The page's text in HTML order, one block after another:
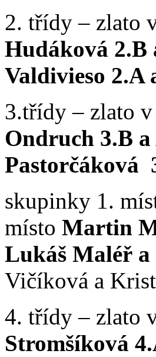
2. třídy – zlato
Hudáková
Valdivieso
3.třídy – zlato
Ondruch 3.B
Pastorčáková
skupinky 1.
místo Martin
Lukáš Maléř
Vičíková a
4. třídy – zlato
Stromšíková